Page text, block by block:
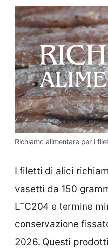
Richiamo alimentare per i
I filetti di alici
vasetti da 150
LTC204 e termine
conservazione
2026. Questi